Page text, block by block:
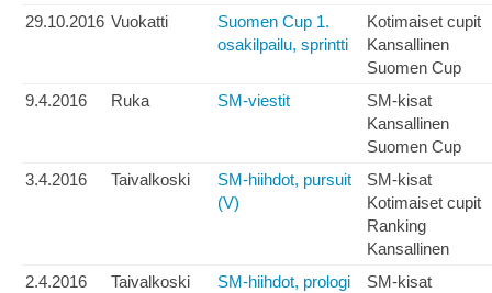
29.10.2016 Vuokatti
Suomen Cup 1.
osakilpailu, sprintti
Kotimaiset cupit
Kansallinen
Suomen Cup
9.4.2016
Ruka SM-viestit
SM-kisat
Kansallinen
Suomen Cup
3.4.2016
Taivalkoski
SM-hiihdot, pursuit
(V)
SM-kisat
Kotimaiset cupit
Ranking
Kansallinen
2.4.2016
Taivalkoski
SM-hiihdot, prologi
SM-kisat